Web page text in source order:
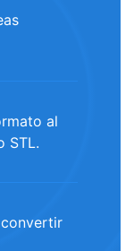
al
STL.